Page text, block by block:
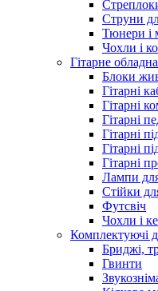
Струни
Тюнери і
Чохли і
Гітарне
Блоки
Гітарні
Гітарні
Гітарні
Гітарні
Гітарні
Гітарні
Лампи
Стійки
Футсвіч
Чохли і
Комплектуючі
Бриджі,
Гвинти